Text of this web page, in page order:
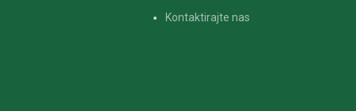
Kontaktirajte nas